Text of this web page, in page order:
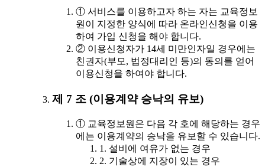
① 서비스를 이용하고자 하는 자는 교육정보
원이 지정한 양식에 따라 온라인신청을 이용
하여 가입 신청을 해야 합니다.
② 이용신청자가 14세 미만인자일 경우에는
친권자(부모, 법정대리인 등)의 동의를 얻어
이용신청을 하여야 합니다.
제 7 조 (이용계약 승낙의 유보)
① 교육정보원은 다음 각 호에 해당하는 경우
에는 이용계약의 승낙을 유보할 수 있습니다.
1. 설비에 여유가 없는 경우
2. 기술상에 지장이 있는 경우